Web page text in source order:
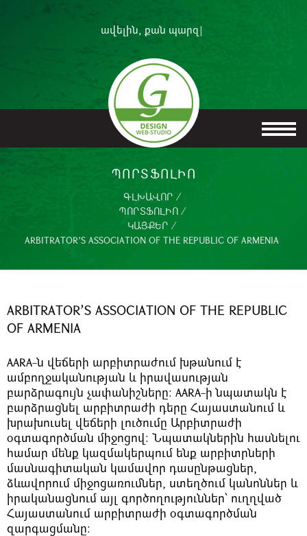
ավելին, քանպրոֆ
ՊՈՐՏՖՈԼԻՈ
ԳԼԽԱՎՈՐ /
ՊՈՐՏՖՈԼԻՈ /
ԿԱՅՔԵՐ /
ARBITRATOR’S ASSOCIATION OF THE REPUBLIC OF ARMENIA
ARBITRATOR’S ASSOCIATION OF THE REPUBLIC
OF ARMENIA
AARA-ն վեճերի արբիտրաժում խթանում է
ամբողջականության և իրավասության
բարձրագույն չափանիշները: AARA-ի նպատակն է
բարձրացնել արբիտրաժի դերը Հայաստանում և
խրախուսել վեճերի լուծումը Արբիտրաժի
օգտագործման միջոցով: Նպատակներին հասնելու
համար մենք կազմակերպում ենք արբիտրների
մասնագիտական կամավոր դասընթացներ,
ձևավորում միջոցառումներ, ստեղծում կանոններ և
իրականացնում այլ գործողություններ՝ ուղղված
Հայաստանում արբիտրաժի օգտագործման
զարգացմանը: